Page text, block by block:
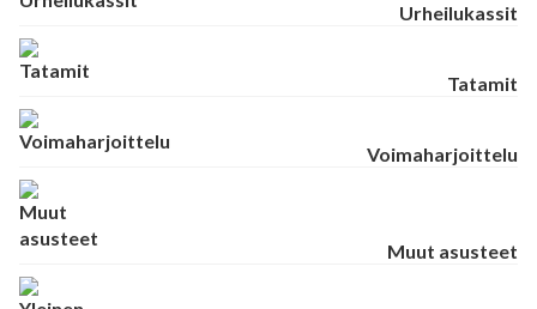
Urheilukassit
Tatamit
Voimaharjoittelu
Muut asusteet